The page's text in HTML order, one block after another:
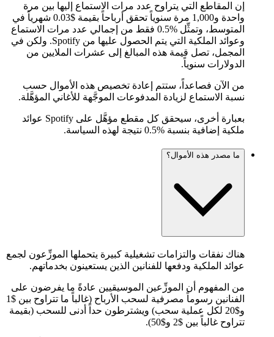
إن المقاطع التي يتراوح عدد مرات الاستماع إليها بين مرة
واحدة و1,000 مرة سنوياً تحقق أرباحاً بقيمة $0.03 شهرياً في
المتوسط، وتمثِّل %0.5 فقط من إجمالي عدد مرات الاستماع
وعوائد الملكية التي يتم الحصول عليها من Spotify. ولكن في
المجمل، تصل قيمة هذه المبالغ إلى عشرات الملايين من
الدولارات سنوياً.
من الآن فصاعداً، ستتم إعادة تخصيص هذه الأموال حسب
نسبة الاستماع لزيادة المدفوعات الموجَّهة للأغاني المؤهَّلة.
بعبارة أخرى، سيحقق كل مقطع مؤهَّل على Spotify عوائد
ملكية إضافية بنسبة %0.5 نتيجة لهذه السياسة.
ما مصدر هذه الأموال؟
هناك نفقات والتزامات تشغيلية كبيرة يتحملها الموزِّعون لجمع
عوائد الملكية ودفعها للفنانين الذين يستعينون بخدماتهم.
من المفهوم أن الموزِّعين الموسيقيين عادةً ما يفرضون على
الفنانين رسوماً مصرفية لسحب الأرباح (غالباً ما تتراوح بين $1
و$20 لكل عملية سحب) ويشترطون حداً أدنى للسحب (بقيمة
تتراوح غالباً بين $2 و$50).